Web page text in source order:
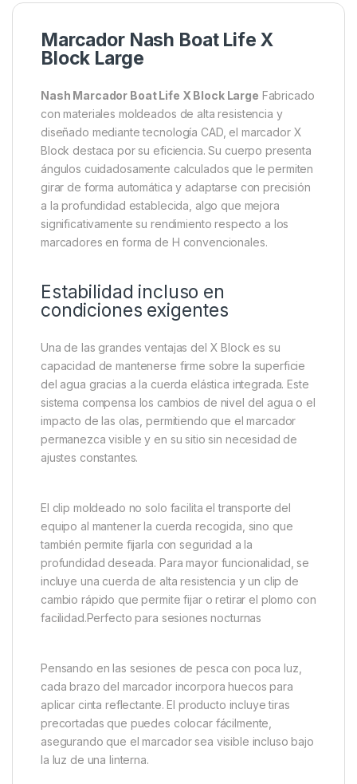
Marcador Nash Boat Life X
Block Large
Nash Marcador Boat Life X Block Large Fabricado
con materiales moldeados de alta resistencia y
diseñado mediante tecnología CAD, el marcador X
Block destaca por su eficiencia. Su cuerpo presenta
ángulos cuidadosamente calculados que le permiten
girar de forma automática y adaptarse con precisión
a la profundidad establecida, algo que mejora
significativamente su rendimiento respecto a los
marcadores en forma de H convencionales.
Estabilidad incluso en
condiciones exigentes
Una de las grandes ventajas del X Block es su
capacidad de mantenerse firme sobre la superficie
del agua gracias a la cuerda elástica integrada. Este
sistema compensa los cambios de nivel del agua o el
impacto de las olas, permitiendo que el marcador
permanezca visible y en su sitio sin necesidad de
ajustes constantes.
El clip moldeado no solo facilita el transporte del
equipo al mantener la cuerda recogida, sino que
también permite fijarla con seguridad a la
profundidad deseada. Para mayor funcionalidad, se
incluye una cuerda de alta resistencia y un clip de
cambio rápido que permite fijar o retirar el plomo con
facilidad.Perfecto para sesiones nocturnas
Pensando en las sesiones de pesca con poca luz,
cada brazo del marcador incorpora huecos para
aplicar cinta reflectante. El producto incluye tiras
precortadas que puedes colocar fácilmente,
asegurando que el marcador sea visible incluso bajo
la luz de una linterna.